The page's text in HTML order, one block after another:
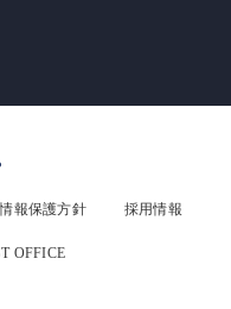
報保護方針 採用情報
OFFICE